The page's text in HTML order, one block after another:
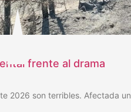
frente al drama
2026 son terribles. Afectada